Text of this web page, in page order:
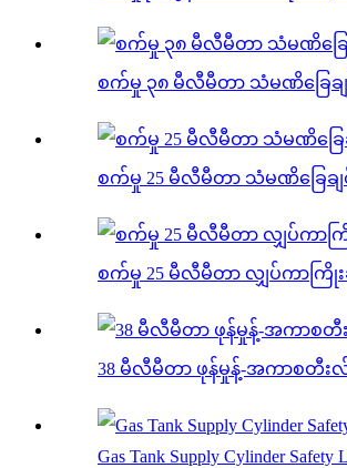
စက်မှု ၃၈ မီလီမီတာ သံမဏိခြေခ
စက်မှု 25 မီလီမီတာ သံမဏိခြေခ
စက်မှု 25 မီလီမီတာ လျှပ်ကာကြို
38 မီလီမီတာ ဖုန်မှုန့်-အကာစတီးလ်
Gas Tank Supply Cylinder Safety